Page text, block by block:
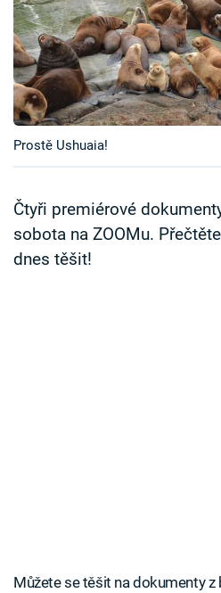
TV Program
Časopis
Sledujte prima+
Sledujte nás
Prostě Ushuaia!
Čtyři premiérové
sobota na ZOOMu.
dnes těšit!
Můžete se těšit na dokumenty